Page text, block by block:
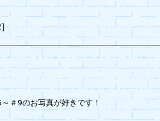
＃9のお写真が好きです！